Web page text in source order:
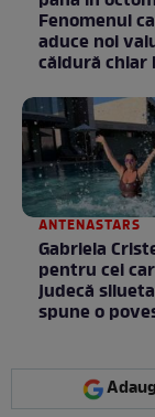
Fenomenul
aduce noi
căldură chiar
ANTENASTARS
Gabriela
pentru cei
judecă
spune o